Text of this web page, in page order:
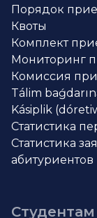
Порядок
Квоты
Комплект
Мониторинг
Комиссия
Tálim
Kásiplik
Статистика
Статистика
абитуриентов
Студентам